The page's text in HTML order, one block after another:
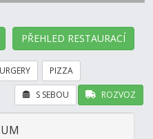
PŘEHLED RESTAURACÍ
PIZZA
ROZVOZ
S SEBOU